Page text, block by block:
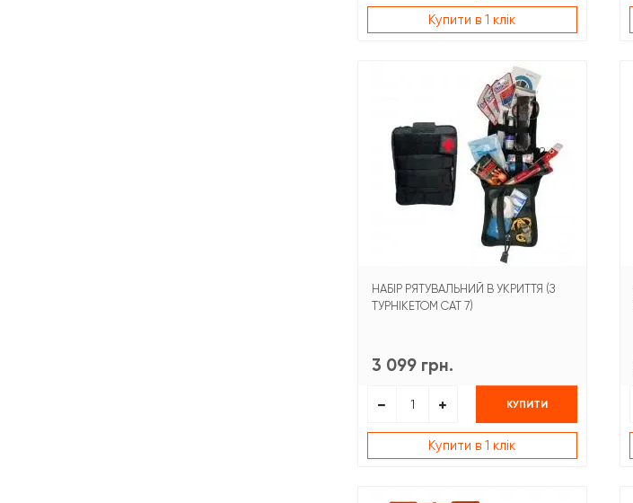
Купити в 1 клік
НАБІР РЯТУВАЛЬНИЙ В УКРИТТЯ (З
ТУРНІКЕТОМ CAT 7)
3 099 грн.
КУПИТИ
Купити в 1 клік